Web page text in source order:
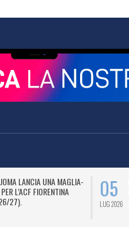
LANCIA UNA MAGLIA-
L’ACF FIORENTINA
27).
05
LUG 2026